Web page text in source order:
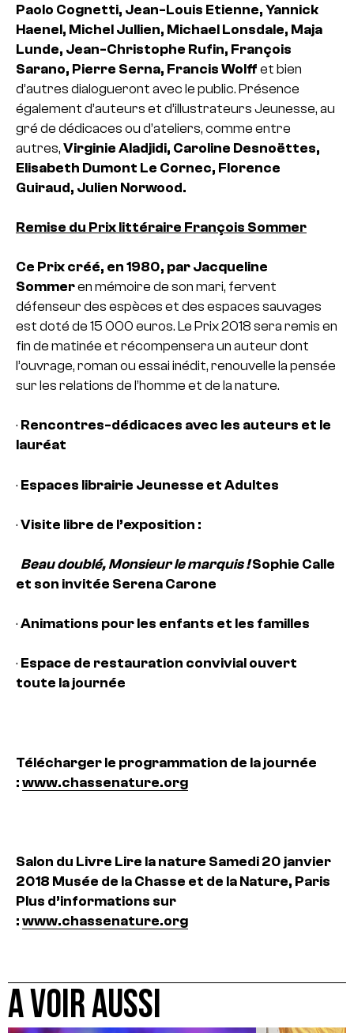
Paolo Cognetti, Jean-Louis Etienne, Yannick
Haenel, Michel Jullien, Michael Lonsdale, Maja
Lunde, Jean-Christophe Rufin, François
Sarano, Pierre Serna, Francis Wolff et bien
d’autres dialogueront avec le public. Présence
également d’auteurs et d’illustrateurs Jeunesse, au
gré de dédicaces ou d’ateliers, comme entre
autres, Virginie Aladjidi, Caroline Desnoëttes,
Elisabeth Dumont Le Cornec, Florence
Guiraud, Julien Norwood.
Remise du Prix littéraire François Sommer
Ce Prix créé, en 1980, par Jacqueline
Sommeren mémoire de son mari, fervent
défenseur des espèces et des espaces sauvages
est doté de 15 000 euros. Le Prix 2018 sera remis en
fin de matinée et récompensera un auteur dont
l’ouvrage, roman ou essai inédit, renouvelle la pensée
sur les relations de l’homme et de la nature.
· Rencontres-dédicaces avec les auteurs et le
lauréat
· Espaces librairie Jeunesse et Adultes
· Visite libre de l’exposition :
Beau doublé, Monsieur le marquis !Sophie Calle
et son invitée Serena Carone
· Animations pour les enfants et les familles
· Espace de restauration convivial ouvert
toute la journée
Télécharger le programmation de la journée
: www.chassenature.org
Salon du Livre Lire la nature Samedi 20 janvier
2018 Musée de la Chasse et de la Nature, Paris
Plus d’informations sur
: www.chassenature.org
A VOIR AUSSI